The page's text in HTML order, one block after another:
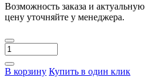
Возможность заказа и актуальную
цену уточняйте у менеджера.
В корзину Купить в один клик